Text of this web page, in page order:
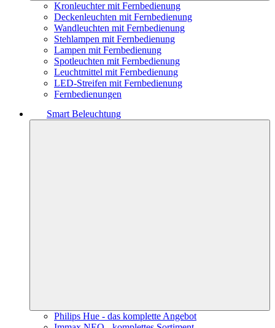
Kronleuchter mit Fernbedienung
Deckenleuchten mit Fernbedienung
Wandleuchten mit Fernbedienung
Stehlampen mit Fernbedienung
Lampen mit Fernbedienung
Spotleuchten mit Fernbedienung
Leuchtmittel mit Fernbedienung
LED-Streifen mit Fernbedienung
Fernbedienungen
Smart Beleuchtung
Philips Hue - das komplette Angebot